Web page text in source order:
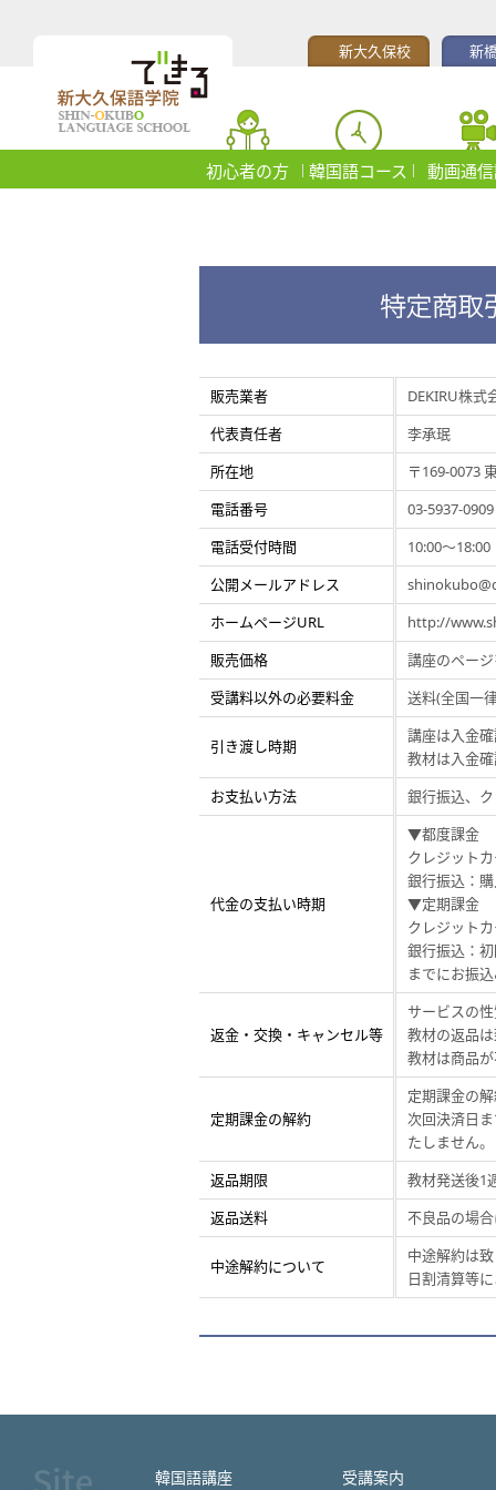
新大久保校 新
初心者の方 韓国語コース 動画通
販売業者
DEKIRU株式
代表責任者
李承珉
所在地
〒169-0073
電話番号
03-5937-0909
電話受付時間
10:00～18:00
公開メールアドレス
ホームページURL
http://
販売価格
講座のペー
受講料以外の必要料金
送料(全国一
引き渡し時期
講座は入金
教材は入金
お支払い方法
銀行振込、
代金の支払い時期
▼都度課金
クレジット
銀行振込：
▼定期課金
クレジット
銀行振込：
までにお振
返金・交換・キャンセル等
サービスの
教材の返品
教材は商品
定期課金の解約
定期課金の
次回決済日
たしません
返品期限
教材発送後1
返品送料
不良品の場
中途解約について
中途解約は
日割清算等
韓国語講座 受講案内